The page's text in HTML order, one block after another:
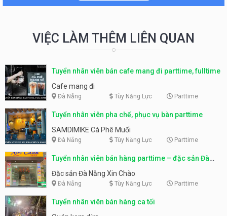
VIỆC LÀM THÊM LIÊN QUAN
Tuyển nhân viên bán cafe mang đi parttime, fulltime
Cafe mang đi
Đà Nẵng Tùy Năng Lực Parttime
Tuyển nhân viên pha chế, phục vụ bàn parttime
SAMDIMIKE Cà Phê Muối
Đà Nẵng Tùy Năng Lực Parttime
Tuyển nhân viên bán hàng parttime – đặc sản Đà
Nẵng
Đặc sản Đà Nẵng Xin Chào
Đà Nẵng Tùy Năng Lực Parttime
Tuyển nhân viên bán hàng ca tối